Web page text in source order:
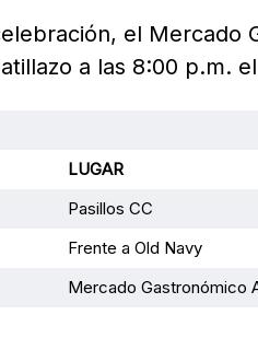
el Mercado
a las 8:00 p.m.
LUGAR
Pasillos CC
Frente a Old Navy
Mercado Gastronómico